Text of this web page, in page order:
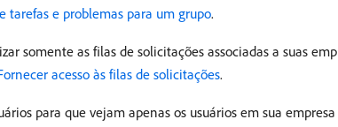
tarefas e problemas para um grupo.
somente as filas de solicitações associadas a suas
acesso às filas de solicitações.
para que vejam apenas os usuários em sua